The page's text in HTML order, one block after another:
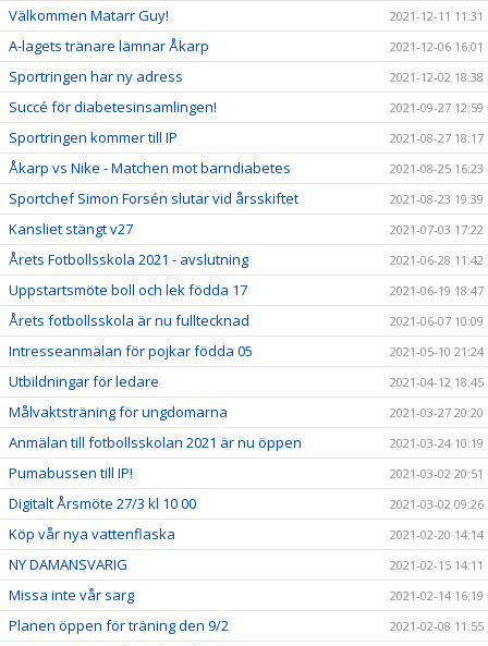
Välkommen Matarr Guy! 2021-12-11 11:31
A-lagets tränare lämnar Åkarp 2021-12-06 16:01
Sportringen har ny adress 2021-12-02 18:38
Succé för diabetesinsamlingen! 2021-09-27 12:59
Sportringen kommer till IP 2021-08-27 18:17
Åkarp vs Nike - Matchen mot barndiabetes 2021-08-25 16:23
Sportchef Simon Forsén slutar vid årsskiftet 2021-08-23 19:39
Kansliet stängt v27 2021-07-03 17:22
Årets Fotbollsskola 2021 - avslutning 2021-06-28 11:42
Uppstartsmöte boll och lek födda 17 2021-06-19 18:47
Årets fotbollsskola är nu fulltecknad 2021-06-07 10:09
Intresseanmälan för pojkar födda 05 2021-05-10 21:24
Utbildningar för ledare 2021-04-12 18:45
Målvaktsträning för ungdomarna 2021-03-27 20:20
Anmälan till fotbollsskolan 2021 är nu öppen 2021-03-24 10:19
Pumabussen till IP! 2021-03-02 20:51
Digitalt Årsmöte 27/3 kl 10 00 2021-03-02 09:26
Köp vår nya vattenflaska 2021-02-20 14:14
NY DAMANSVARIG 2021-02-15 14:11
Missa inte vår sarg 2021-02-14 16:19
Planen öppen för träning den 9/2 2021-02-08 11:55